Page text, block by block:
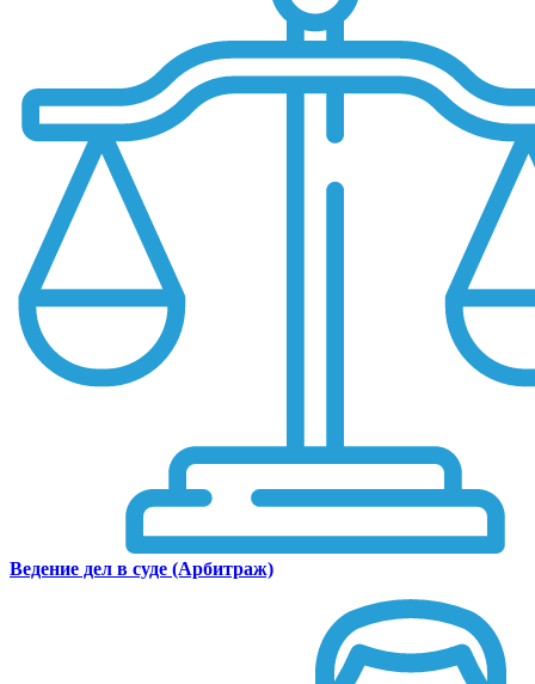
Ведение дел в суде (Арбитраж)